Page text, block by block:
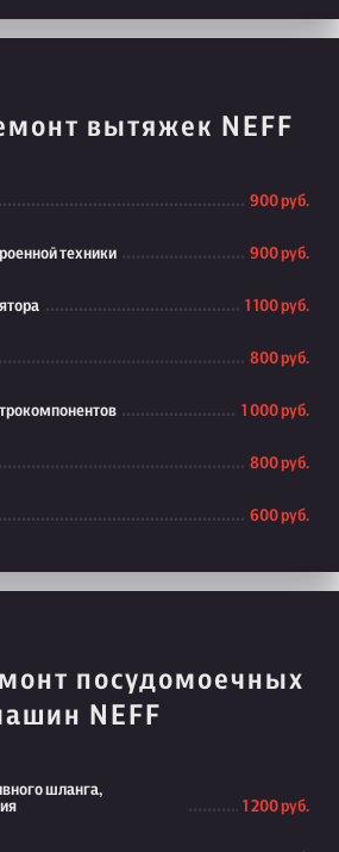
вытяжек NEFF
900 руб.
техники 900 руб.
1 100 руб.
800 руб.
1 000 руб.
800 руб.
600 руб.
посудомоечных
NEFF
шланга,
1 200 руб.